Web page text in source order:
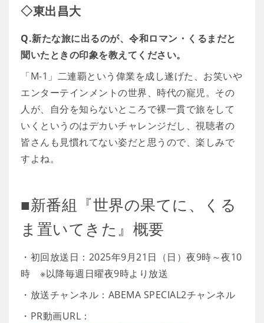
◇東出昌大
Q.新たな旅に出るのが、令和ロマン・くるまだと
聞いたときの印象を教えてください。
「M-1」二連覇という偉業を成し遂げた、お笑いや
エンターテインメントの世界、時代の寵児。その
人が、自分を知らないところで裸一貫で旅をして
いくというのはデカいチャレンジだし、視聴者の
皆さんも見慣れてない姿だと思うので、楽しみで
すよね。
■新番組『世界の果てに、くる
ま置いてきた』概要
・初回放送日：2025年9月21日（日）夜9時～夜10
時 ※以降毎週日曜夜9時より放送
・放送チャンネル：ABEMA SPECIAL2チャンネル
・PR動画URL：